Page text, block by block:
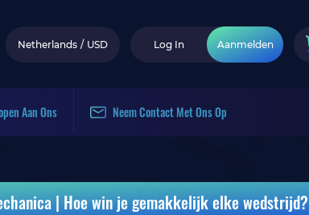
Netherlands / USD Log In Aanmelden
Aan Ons Neem Contact Met Ons Op
| Hoe win je gemakkelijk elke wedstrijd?